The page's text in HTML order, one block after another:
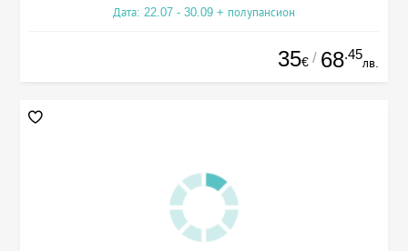
Дата: 22.07 - 30.09 + полупансион
35€ / 68.45
лв.